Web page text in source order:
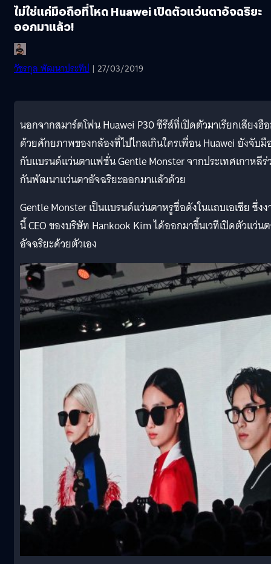
ไม่ใช่แค่มือถือที่โหด Huawei เปิดตัวแว่นตาอัจฉริยะ
ออกมาแล้ว!
วัชรกุล พัฒนาประทีป | 27/03/2019
นอกจากสมาร์ตโฟน Huawei P30 ซีรีส์ที่เปิดตัวมาเรียกเสียงฮื
ด้วยศักยภาพของกล้องที่ไปไกลเกินใครเพื่อน Huawei ยังจับมื
กับแบรนด์แว่นตาแฟชั่น Gentle Monster จากประเทศเกาหลีร่
กันพัฒนาแว่นตาอัจฉริยะออกมาแล้วด้วย
Gentle Monster เป็นแบรนด์แว่นตาหรูชื่อดังในแถบเอเซีย ซึ่ง
นี้ CEO ของบริษัท Hankook Kim ได้ออกมาขึ้นเวทีเปิดตัวแว่น
อัจฉริยะด้วยตัวเอง